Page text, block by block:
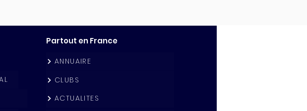
Partout en France
ANNUAIRE
CLUBS
ACTUALITES